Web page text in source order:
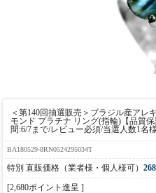
＜第140回抽選販売＞ブラジル産アレ
モンド プラチナ リング(指輪)【品質
間:6/7まで/レビュー必須/当選人数1名
BA180529-8RN0524295034T
特別 直販価格（業者様・個人様可）
[2,680ポイント進呈 ]